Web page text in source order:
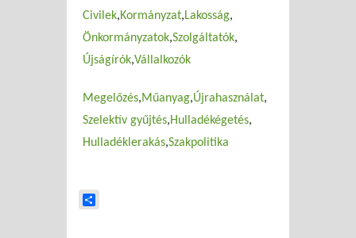
Civilek Kormányzat Lakosság
Önkormányzatok Szolgáltatók
Újságírók Vállalkozók
Megelőzés Műanyag Újrahasználat
Szelektív gyűjtés Hulladékégetés
Hulladéklerakás Szakpolitika